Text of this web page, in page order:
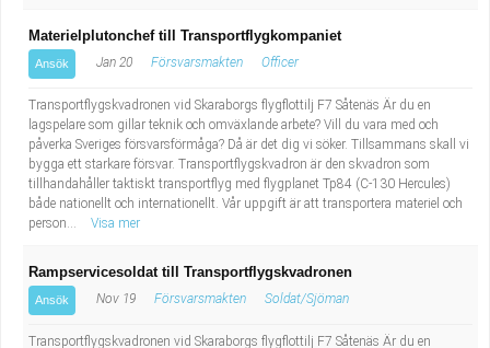
Materielplutonchef till Transportflygkompaniet
Ansök Jan 20 Försvarsmakten Officer
Transportflygskvadronen vid Skaraborgs flygflottilj F7 Såtenäs Är du en
lagspelare som gillar teknik och omväxlande arbete? Vill du vara med och
påverka Sveriges försvarsförmåga? Då är det dig vi söker. Tillsammans skall vi
bygga ett starkare försvar. Transportflygskvadron är den skvadron som
tillhandahåller taktiskt transportflyg med flygplanet Tp84 (C-130 Hercules)
både nationellt och internationellt. Vår uppgift är att transportera materiel och
person...
Visa mer
Rampservicesoldat till Transportflygskvadronen
Ansök Nov 19 Försvarsmakten Soldat/Sjöman
Transportflygskvadronen vid Skaraborgs flygflottilj F7 Såtenäs Är du en